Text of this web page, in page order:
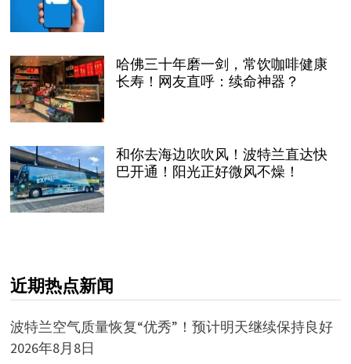
哈佛三十年磨一剑，常饮咖啡健康
长寿！网友直呼：续命神器？
和你去海边吹吹风！波特兰直达快
巴开通！阳光正好微风不燥！
近期热点新闻
波特兰空气质量恢复“优秀”！预计明天继续保持良好
2026年8月8日